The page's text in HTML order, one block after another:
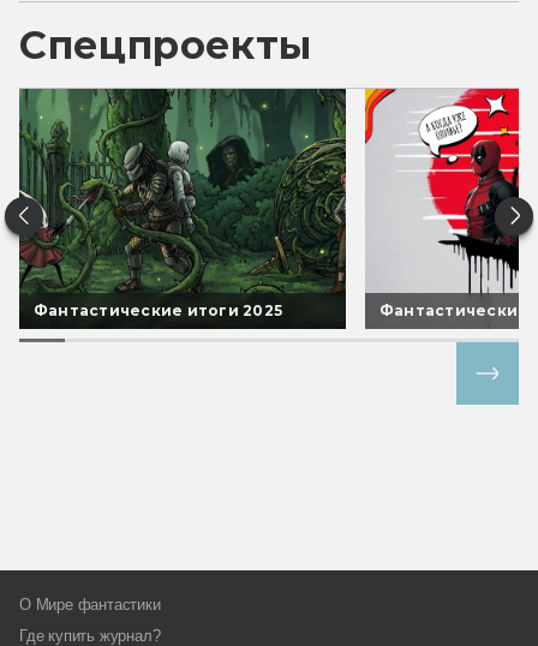
Спецпроекты
Фантастические итоги 2025 Фантастические
О Мире фантастики
Где купить журнал?